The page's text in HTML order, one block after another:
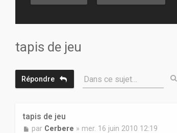
tapis de jeu
Répondre Dans ce sujet…
tapis de jeu
M
par Cerbere » mer. 16 juin 2010 12:19